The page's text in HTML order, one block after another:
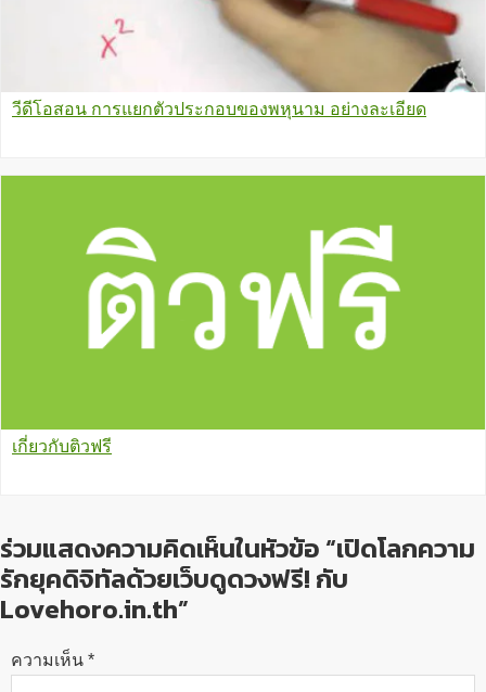
วีดีโอสอน การแยกตัวประกอบของพหุนาม อย่างละเอียด
เกี่ยวกับติวฟรี
ร่วมแสดงความคิดเห็นในหัวข้อ “เปิดโลกความ
รักยุคดิจิทัลด้วยเว็บดูดวงฟรี! กับ
Lovehoro.in.th”
ความเห็น *